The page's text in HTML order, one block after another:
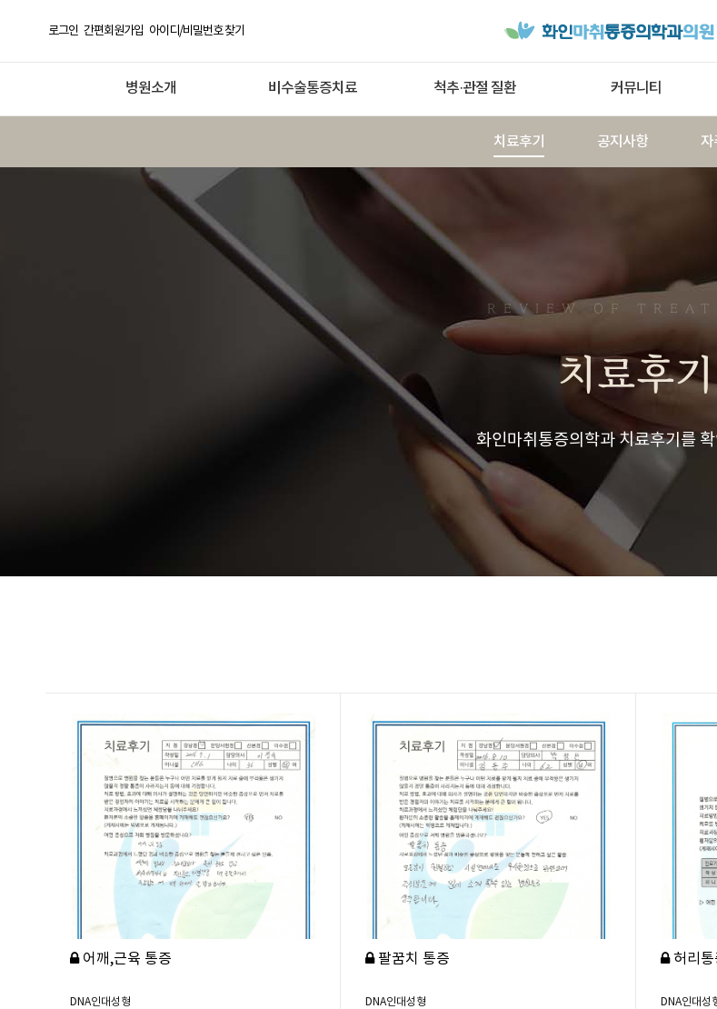
로그인 간편회원가입 아이디/비밀번호 찾기
병원소개 비수술통증치료 척추·관절 질환 커뮤니티
치료후기 공지사항 자
REVIEW OF
치료후기
화인마취통증의학과 치료후기를
어깨,근육 통증
DNA인대성형
팔꿈치 통증
DNA인대성형
허리통
DNA인대성